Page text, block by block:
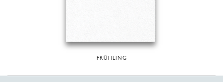
FRÜHLING